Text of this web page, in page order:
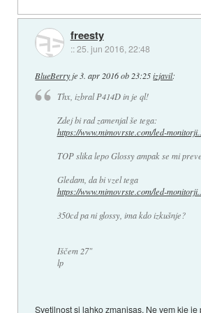
freesty
::25. jun 2016, 22:48
BlueBerryje 3. apr 2016 ob 23:25 izjavil:
Thx, izbral P414D in je ql!
Zdej bi rad zamenjal še tega:
https://www.mimovrste.com/led-
TOP slika lepo Glossy ampak se mi
Gledam, da bi vzel tega
https://www.mimovrste.com/led-
350cd pa ni glossy, ima kdo izkušnje?
Iščem 27"
lp
Svetilnost si lahko zmanjsas. Ne vem kje je